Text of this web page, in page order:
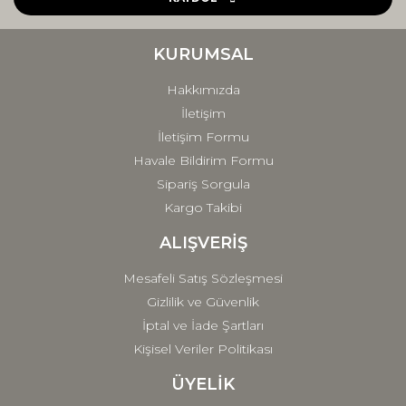
Ürün fiyatı diğer sitelerden daha pahalı.
Gönder
KURUMSAL
Hakkımızda
İletişim
İletişim Formu
Havale Bildirim Formu
Sipariş Sorgula
Kargo Takibi
ALIŞVERİŞ
Mesafeli Satış Sözleşmesi
Gizlilik ve Güvenlik
İptal ve İade Şartları
Kişisel Veriler Politikası
ÜYELİK